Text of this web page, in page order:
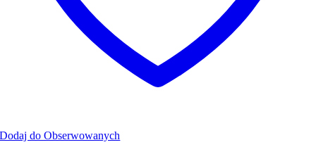
Dodaj do Obserwowanych